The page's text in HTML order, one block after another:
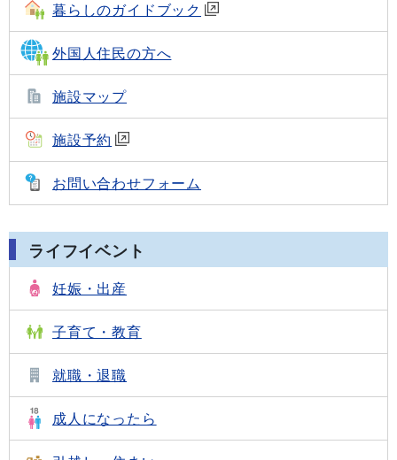
暮らしのガイドブック
外国人住民の方へ
施設マップ
施設予約
お問い合わせフォーム
ライフイベント
妊娠・出産
子育て・教育
就職・退職
成人になったら